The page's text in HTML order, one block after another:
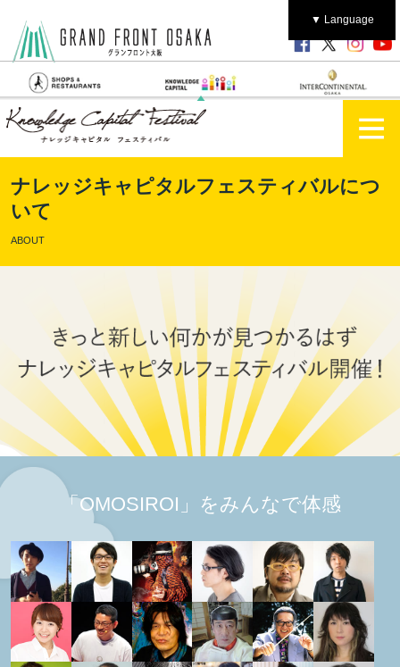
▼ Language
ナレッジキャピタルフェスティバルにつ
いて
ABOUT
「OMOSIROI」をみんなで体感